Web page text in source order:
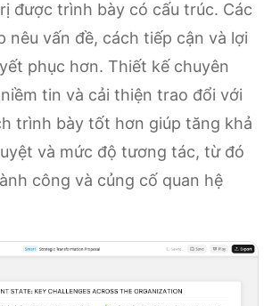
được trình bày có cấu trúc. Các
nêu vấn đề, cách tiếp cận và lợi
phục hơn. Thiết kế chuyên
tin và cải thiện trao đổi với
trình bày tốt hơn giúp tăng khả
và mức độ tương tác, từ đó
công và củng cố quan hệ